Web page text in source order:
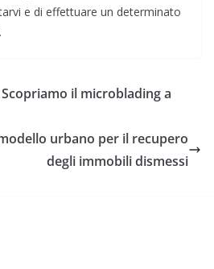
e di effettuare un determinato
il microblading a
urbano per il recupero
degli immobili dismessi